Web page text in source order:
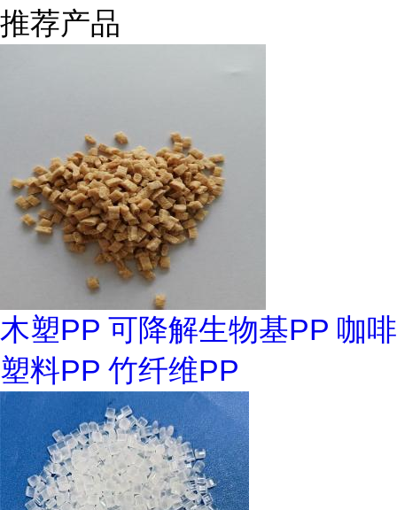
推荐产品
木塑PP 可降解生物基PP 咖啡
塑料PP 竹纤维PP